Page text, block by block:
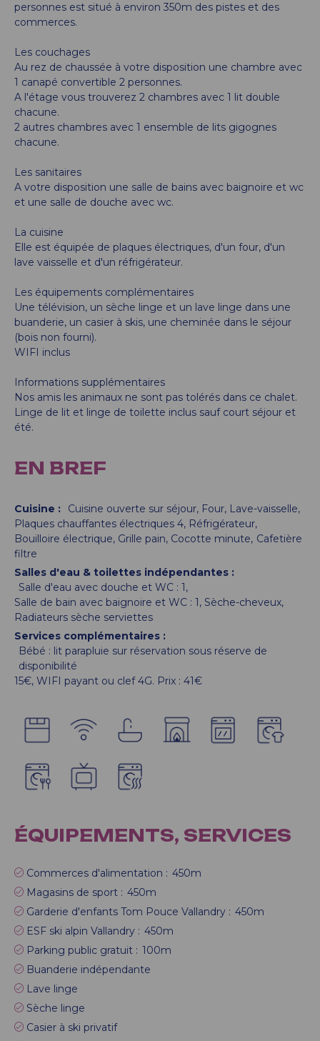
personnes est situé à environ 350m des pistes et des
commerces.
Les couchages
Au rez de chaussée à votre disposition une chambre avec
1 canapé convertible 2 personnes.
A l'étage vous trouverez 2 chambres avec 1 lit double
chacune.
2 autres chambres avec 1 ensemble de lits gigognes
chacune.
Les sanitaires
A votre disposition une salle de bains avec baignoire et wc
et une salle de douche avec wc.
La cuisine
Elle est équipée de plaques électriques, d'un four, d'un
lave vaisselle et d'un réfrigérateur.
Les équipements complémentaires
Une télévision, un sèche linge et un lave linge dans une
buanderie, un casier à skis, une cheminée dans le séjour
(bois non fourni).
WIFI inclus
Informations supplémentaires
Nos amis les animaux ne sont pas tolérés dans ce chalet.
Linge de lit et linge de toilette inclus sauf court séjour et
été.
EN BREF
Cuisine : Cuisine ouverte sur séjour Four Lave-vaisselle
Plaques chauffantes électriques 4 Réfrigérateur
Bouilloire électrique Grille pain Cocotte minute Cafetière
filtre
Salles d'eau & toilettes indépendantes :
Salle d'eau avec douche et WC : 1
Salle de bain avec baignoire et WC : 1 Sèche-cheveux
Radiateurs sèche serviettes
Services complémentaires :
Bébé : lit parapluie sur réservation sous réserve de
disponibilité
15€ WIFI payant ou clef 4G. Prix : 41€
ÉQUIPEMENTS, SERVICES
Commerces d'alimentation : 450m
Magasins de sport : 450m
Garderie d'enfants Tom Pouce Vallandry : 450m
ESF ski alpin Vallandry : 450m
Parking public gratuit : 100m
Buanderie indépendante
Lave linge
Sèche linge
Casier à ski privatif